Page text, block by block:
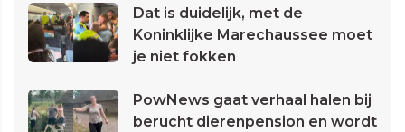
Dat is duidelijk, met de
Koninklijke Marechaussee moet
je niet fokken
PowNews gaat verhaal halen bij
berucht dierenpension en wordt